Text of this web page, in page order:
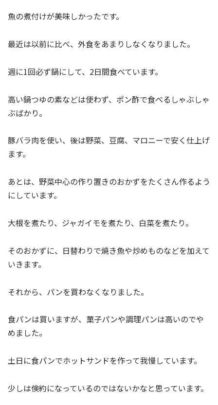
魚の煮付けが美味しかったです。
最近は以前に比べ、外食をあまりしなくなりました。
週に1回必ず鍋にして、2日間食べています。
高い鍋つゆの素などは使わず、ポン酢で食べるしゃぶしゃ
ぶばかり。
豚バラ肉を使い、後は野菜、豆腐、マロニーで安く仕上げ
ます。
あとは、野菜中心の作り置きのおかずをたくさん作るよう
にしています。
大根を煮たり、ジャガイモを煮たり、白菜を煮たり。
そのおかずに、日替わりで焼き魚や炒めものなどを加えて
いきます。
それから、パンを買わなくなりました。
食パンは買いますが、菓子パンや調理パンは高いのでや
めました。
土日に食パンでホットサンドを作って我慢しています。
少しは倹約になっているのではないかなと思っています。